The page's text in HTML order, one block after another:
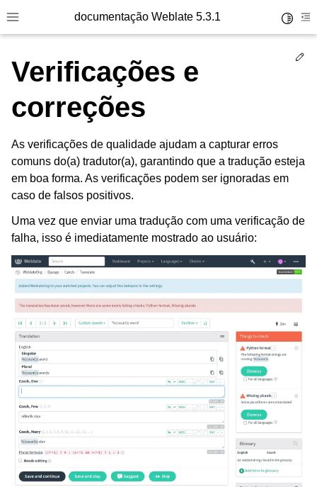
Toggle site navigation sidebar
documentação Weblate 5.3.1
navigation of Formatos de arquivos suportados
Verificações e
correções
As verificações de qualidade ajudam a capturar erros
comuns do(a) tradutor(a), garantindo que a tradução esteja
em boa forma. As verificações podem ser ignoradas em
caso de falsos positivos.
Uma vez que enviar uma tradução com uma verificação de
falha, isso é imediatamente mostrado ao usuário: